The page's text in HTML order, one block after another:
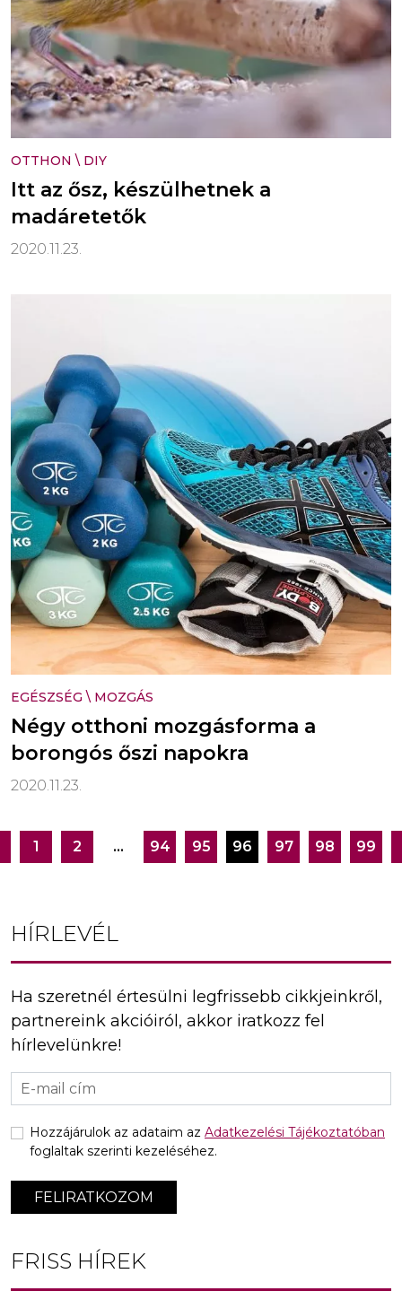
OTTHON \ DIY
Itt az ősz, készülhetnek a
madáretetők
2020.11.23.
EGÉSZSÉG \ MOZGÁS
Négy otthoni mozgásforma a
borongós őszi napokra
2020.11.23.
Bejegyzés
1 2 … 94 95 96 97 98 99
HÍRLEVÉL
Ha szeretnél értesülni legfrissebb cikkjeinkről,
partnereink akcióiról, akkor iratkozz fel
hírlevelünkre!
FELIRATKOZOM
Hozzájárulok az adataim az Adatkezelési Tájékoztatóban
foglaltak szerinti kezeléséhez.
FRISS HÍREK